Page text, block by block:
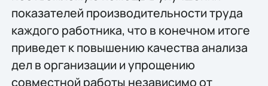
показателей производительности труда
каждого работника, что в конечном итоге
приведет к повышению качества анализа
дел в организации и упрощению
совместной работы независимо от